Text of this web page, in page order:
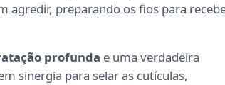
agredir, preparando os fios para
profunda e uma verdadeira
sinergia para selar as cutículas,